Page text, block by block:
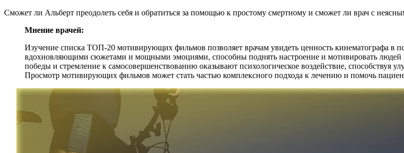
Сможет ли Альберт преодолеть себя и обратиться за помощью к простому смертному и сможет ли врач с
Мнение врачей:
Изучение списка ТОП-20 мотивирующих фильмов позволяет врачам увидеть ценность кинематографа в
вдохновляющими сюжетами и мощными эмоциями, способны поднять настроение и мотивировать людей
победы и стремление к самосовершенствованию оказывают психологическое воздействие,
Просмотр мотивирующих фильмов может стать частью комплексного подхода к лечению и помочь